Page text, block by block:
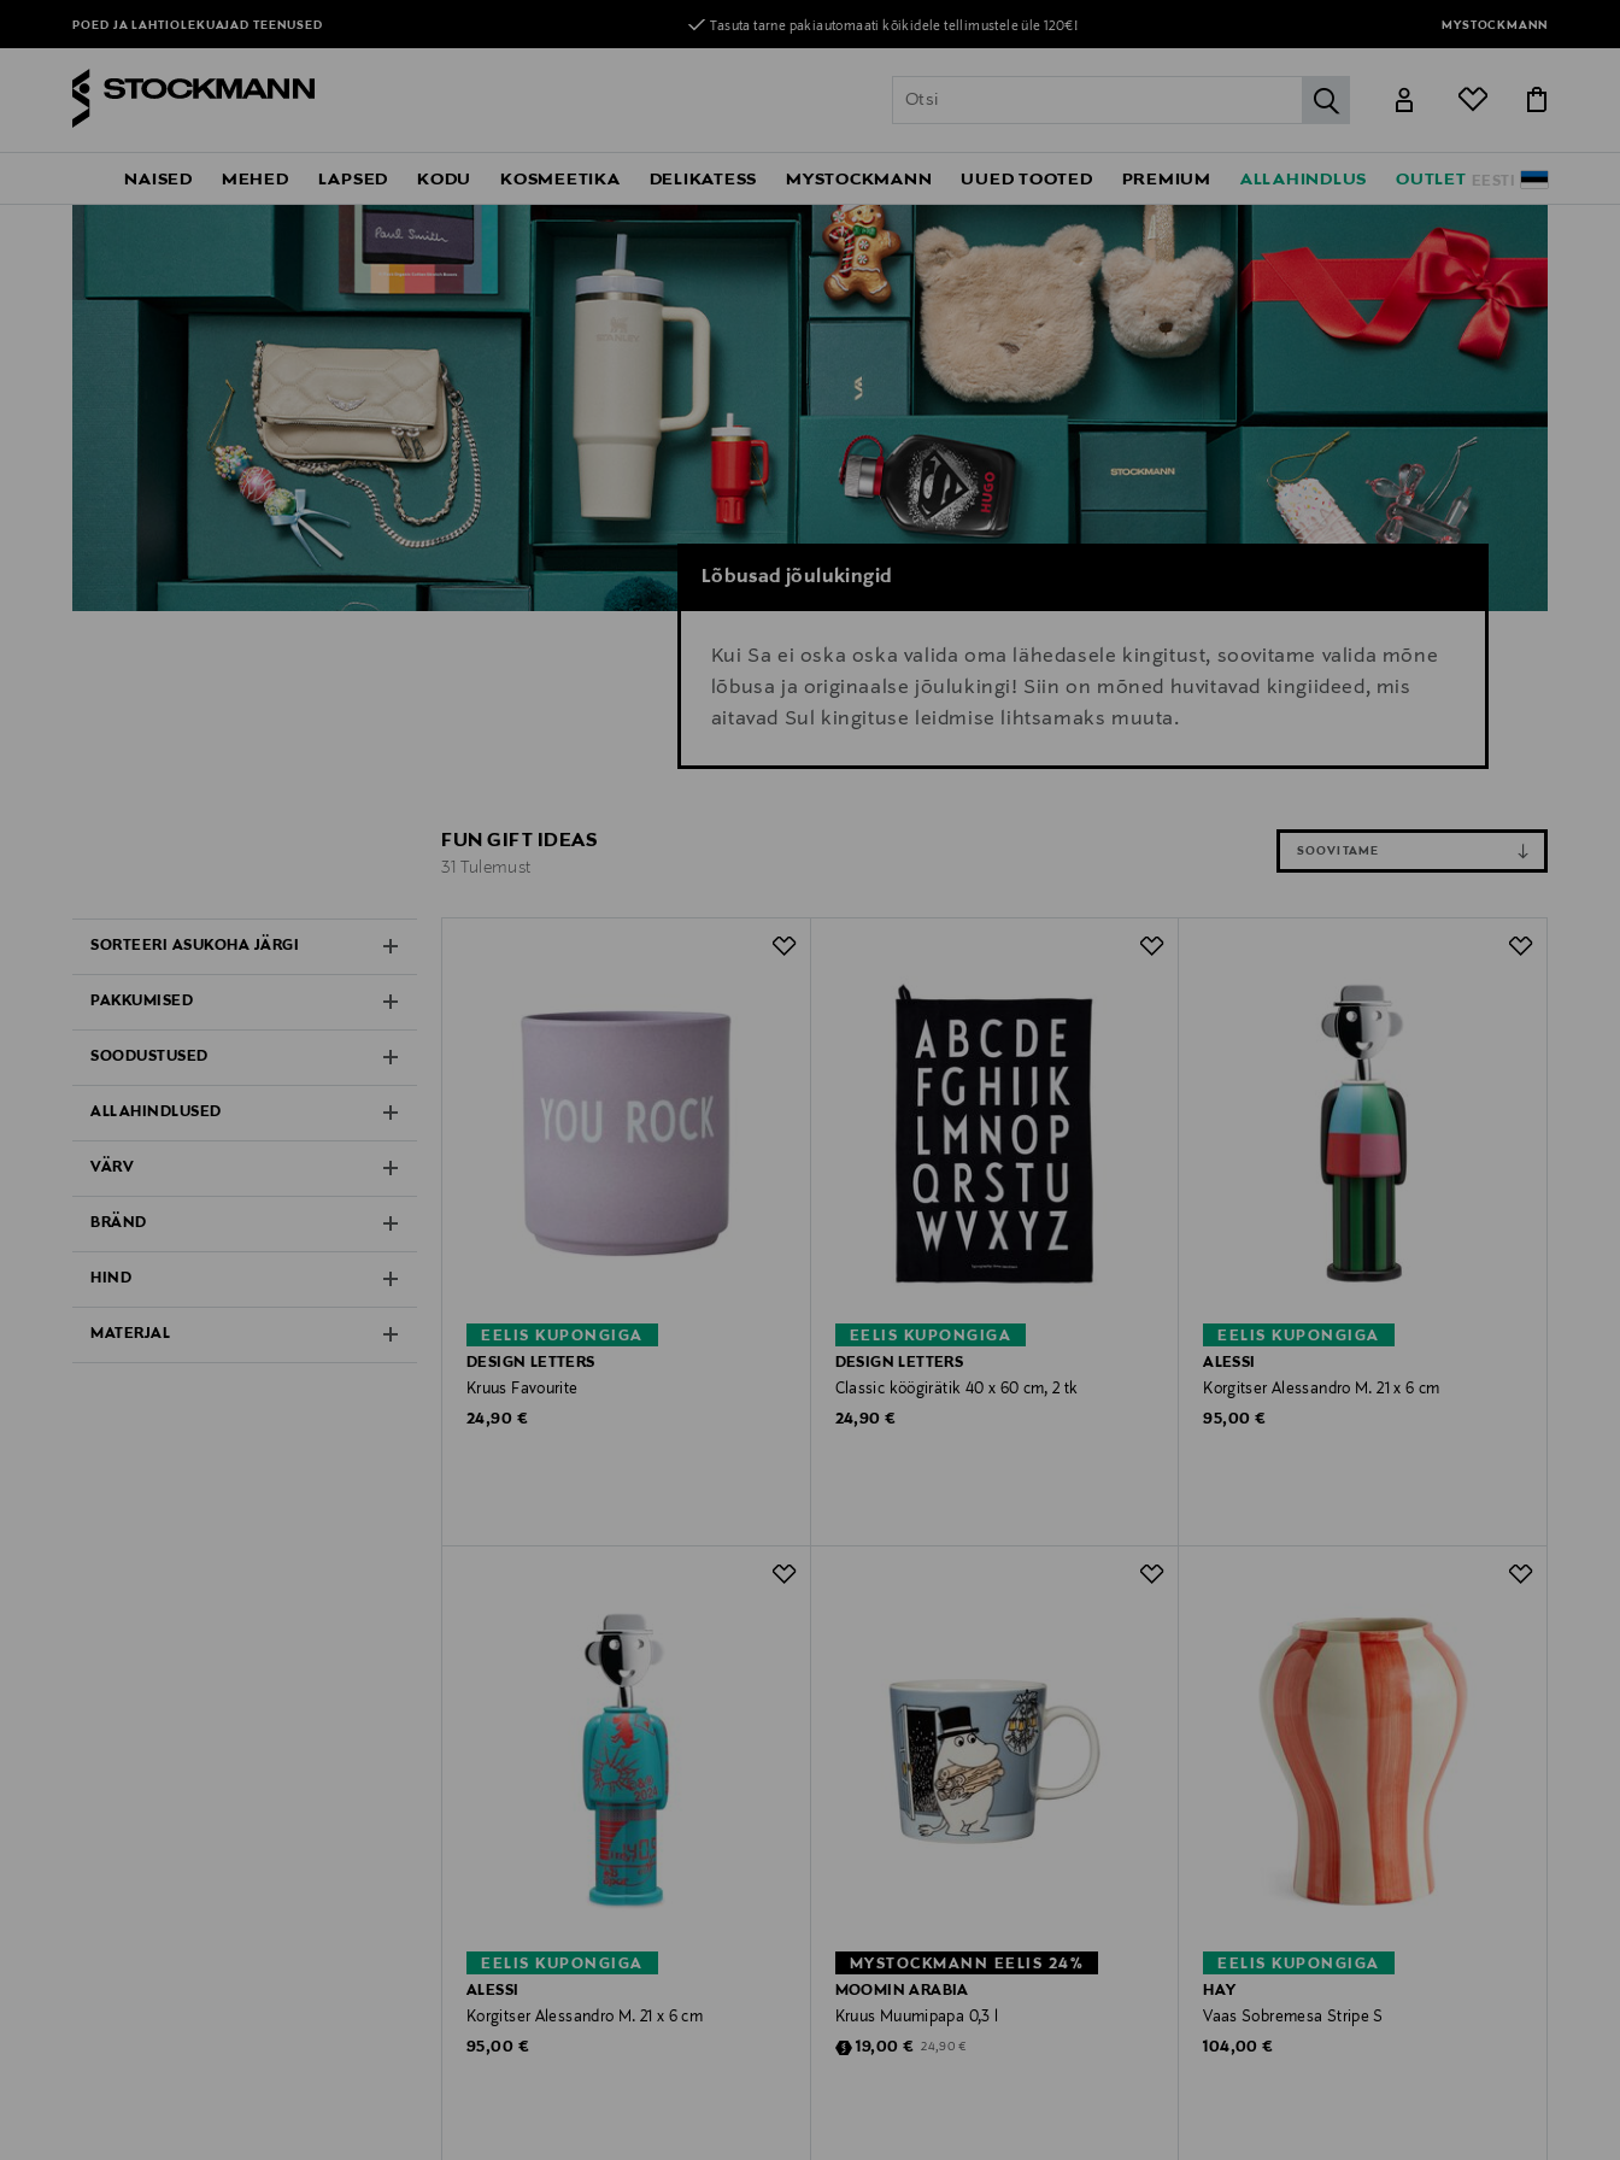
POED JA LAHTIOLEKUAJADTEENUSED Tasuta tarne pakiautomaati kõikidele tellimustele üle 120€! MYSTOCKMANN
label.header.go
EESTI
NAISED MEHED LAPSED KODU KOSMEETIKA DELIKATESS MYSTOCKMANN UUED TOOTED PREMIUM ALLAHINDLUS OUTLET
Lõbusad jõulukingid
Kui Sa ei oska oska valida oma lähedasele kingitust, soovitame valida mõne
lõbusa ja originaalse jõulukingi! Siin on mõned huvitavad kingiideed, mis
aitavad Sul kingituse leidmise lihtsamaks muuta.
SORTEERI ASUKOHA JÄRGI
PAKKUMISED
SOODUSTUSED
ALLAHINDLUSED
VÄRV
BRÄND
HIND
MATERJAL
FUN GIFT IDEAS
31 Tulemust
SOOVITAME
EELIS KUPONGIGA
DESIGN LETTERS
Kruus Favourite
Original Price
24,90 €
EELIS KUPONGIGA
DESIGN LETTERS
Classic köögirätik 40 x 60 cm, 2 tk
Original Price
24,90 €
EELIS KUPONGIGA
ALESSI
Korgitser Alessandro M. 21 x 6 cm
Original Price
95,00 €
EELIS KUPONGIGA
ALESSI
Korgitser Alessandro M. 21 x 6 cm
Original Price
95,00 €
MYSTOCKMANN EELIS 24%
MOOMIN ARABIA
Kruus Muumipapa 0,3 l
Discounted Price
19,00 € Original Price
24,90 €
EELIS KUPONGIGA
HAY
Vaas Sobremesa Stripe S
Original Price
104,00 €